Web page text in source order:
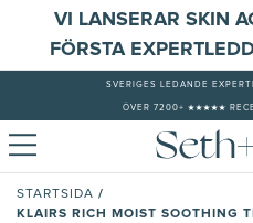
VI LANSERAR SKIN
FÖRSTA
SVERIGES LEDANDE
ÖVER 7200+ ★★★★★
STARTSIDA /
KLAIRS RICH MOIST SOOTHING